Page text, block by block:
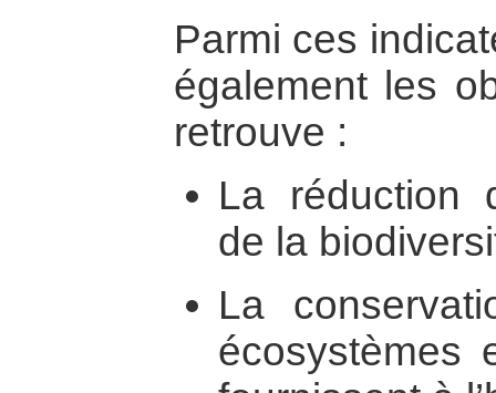
Parmi ces
également les
retrouve :
La réduction
de la
La
écosystèmes